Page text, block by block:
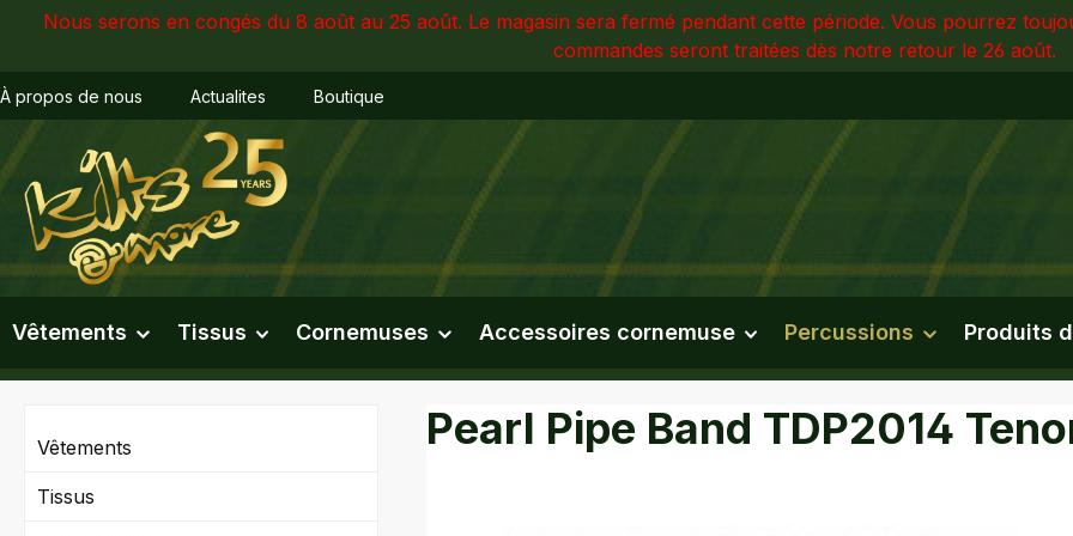
au contenu principal
Passer à la recherche
Passer à la navigation principale
Nous serons en congés du 8 août au 25 août. Le magasin sera fermé pendant cette période. Vous pourrez
commandes seront traitées dès notre retour le 26 août.
À propos de nous Actualites Boutique
Vêtements Tissus Cornemuses Accessoires cornemuse Percussions Produits
Vêtements
Tissus
Pearl Pipe Band TDP2014